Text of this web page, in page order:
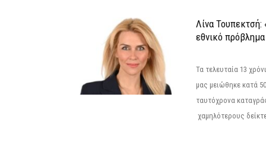
Λίνα Τουπεκτσή:
εθνικό πρόβλημα
Τα τελευταία 13
μας μειώθηκε κατά
ταυτόχρονα
χαμηλότερους